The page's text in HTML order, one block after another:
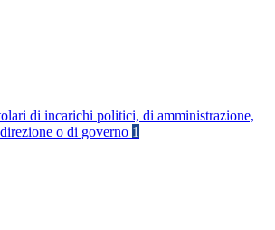
di incarichi politici, di amministrazione,
o di governo 1